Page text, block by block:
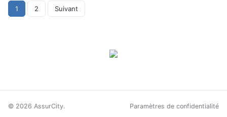
Pagination
1 2 Suivant
© 2026 AssurCity. Paramètres de confidentialité